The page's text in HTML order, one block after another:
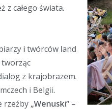
z całego świata.
i twórców land
z krajobrazem.
i Belgii.
rzeźby „Wenuski” –